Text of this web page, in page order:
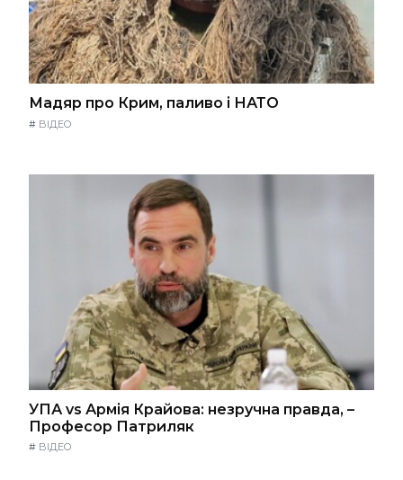
Мадяр про Крим, паливо і НАТО
# ВІДЕО
УПА vs Армія Крайова: незручна правда, –
Професор Патриляк
# ВІДЕО